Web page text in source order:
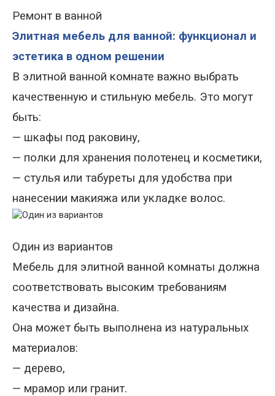
Ремонт в ванной
Элитная мебель для ванной: функционал и
эстетика в одном решении
В элитной ванной комнате важно выбрать
качественную и стильную мебель. Это могут
быть:
— шкафы под раковину,
— полки для хранения полотенец и косметики,
— стулья или табуреты для удобства при
нанесении макияжа или укладке волос.
Один из вариантов
Мебель для элитной ванной комнаты должна
соответствовать высоким требованиям
качества и дизайна.
Она может быть выполнена из натуральных
материалов:
— дерево,
— мрамор или гранит.